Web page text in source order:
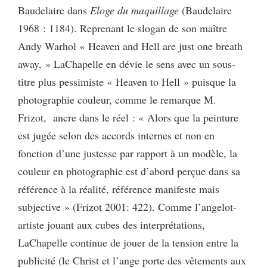
Baudelaire dans Eloge du maquillage (Baudelaire
1968 : 1184). Reprenant le slogan de son maître
Andy Warhol « Heaven and Hell are just one breath
away, » LaChapelle en dévie le sens avec un sous-
titre plus pessimiste « Heaven to Hell » puisque la
photographie couleur, comme le remarque M.
Frizot, ancre dans le réel : « Alors que la peinture
est jugée selon des accords internes et non en
fonction d’une justesse par rapport à un modèle, la
couleur en photographie est d’abord perçue dans sa
référence à la réalité, référence manifeste mais
subjective » (Frizot 2001: 422). Comme l’angelot-
artiste jouant aux cubes des interprétations,
LaChapelle continue de jouer de la tension entre la
publicité (le Christ et l’ange porte des vêtements aux